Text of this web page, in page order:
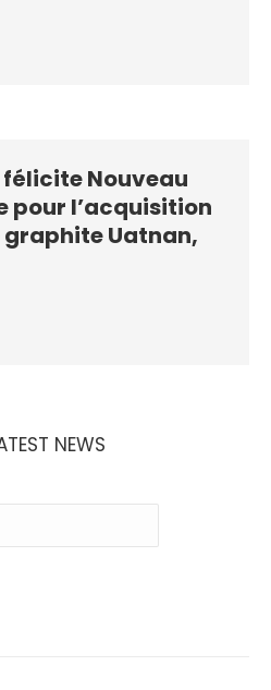
Nouveau
pour l’acquisition
Uatnan,
NEWS